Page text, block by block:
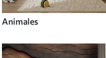
Animales